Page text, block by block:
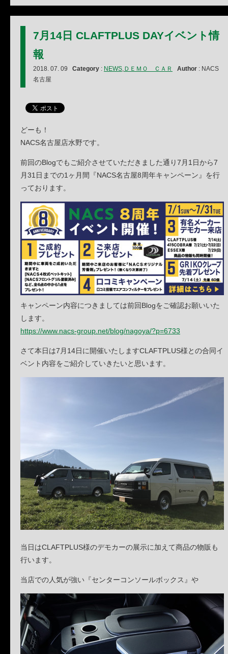
7月14日 CLAFTPLUS DAYイベント情
報
2018. 07. 09 Category : NEWS,ＤＥＭＯ ＣＡＲ Author : NACS
名古屋
どーも！
NACS名古屋店水野です。
前回のBlogでもご紹介させていただきました通り7月1日から7
月31日までの1ヶ月間『NACS名古屋8周年キャンペーン』を行
っております。
キャンペーン内容につきましては前回Blogをご確認お願いいた
します。
https://www.nacs-group.net/blog/nagoya/?p=6733
さて本日は7月14日に開催いたしますCLAFTPLUS様との合同イ
ベント内容をご紹介していきたいと思います。
当日はCLAFTPLUS様のデモカーの展示に加えて商品の物販も
行います。
当店での人気が強い『センターコンソールボックス』や